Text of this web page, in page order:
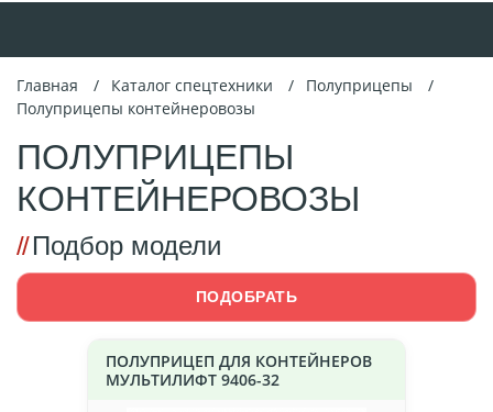
Главная Каталог спецтехники
Полуприцепы
Полуприцепы контейнеровозы
ПОЛУПРИЦЕПЫ
КОНТЕЙНЕРОВОЗЫ
Подбор модели
ПОДОБРАТЬ
ПОЛУПРИЦЕП ДЛЯ КОНТЕЙНЕРОВ
МУЛЬТИЛИФТ 9406-32